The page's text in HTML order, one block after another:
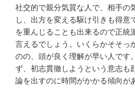
社交的で親分気質な人で、相手の
し、出方を変える駆け引きも得意
を重んじることも出来るので正統
言えるでしょう。いくらかそそっ
のの、頭が良く理解が早い人です
ず、初志貫徹しようという意志も
論を出すのに時間がかかる傾向が